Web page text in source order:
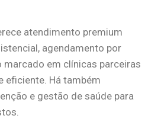
atendimento premium
agendamento por
marcado em clínicas parceiras
eficiente. Há também
e gestão de saúde para